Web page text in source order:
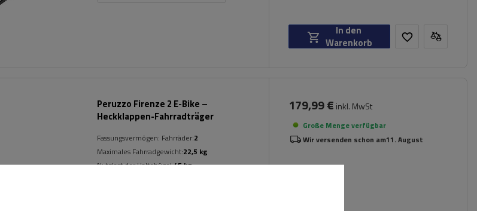
In den
Warenkorb
Peruzzo Firenze 2 E-Bike –
Heckklappen-Fahrradträger
Fassungsvermögen: Fahrräder:2
Maximales Fahrradgewicht:22,5 kg
Nutzlast der Haltebügel:45 kg
179,99 € inkl. MwSt
Große Menge verfügbar
Wir versenden schon am11. August